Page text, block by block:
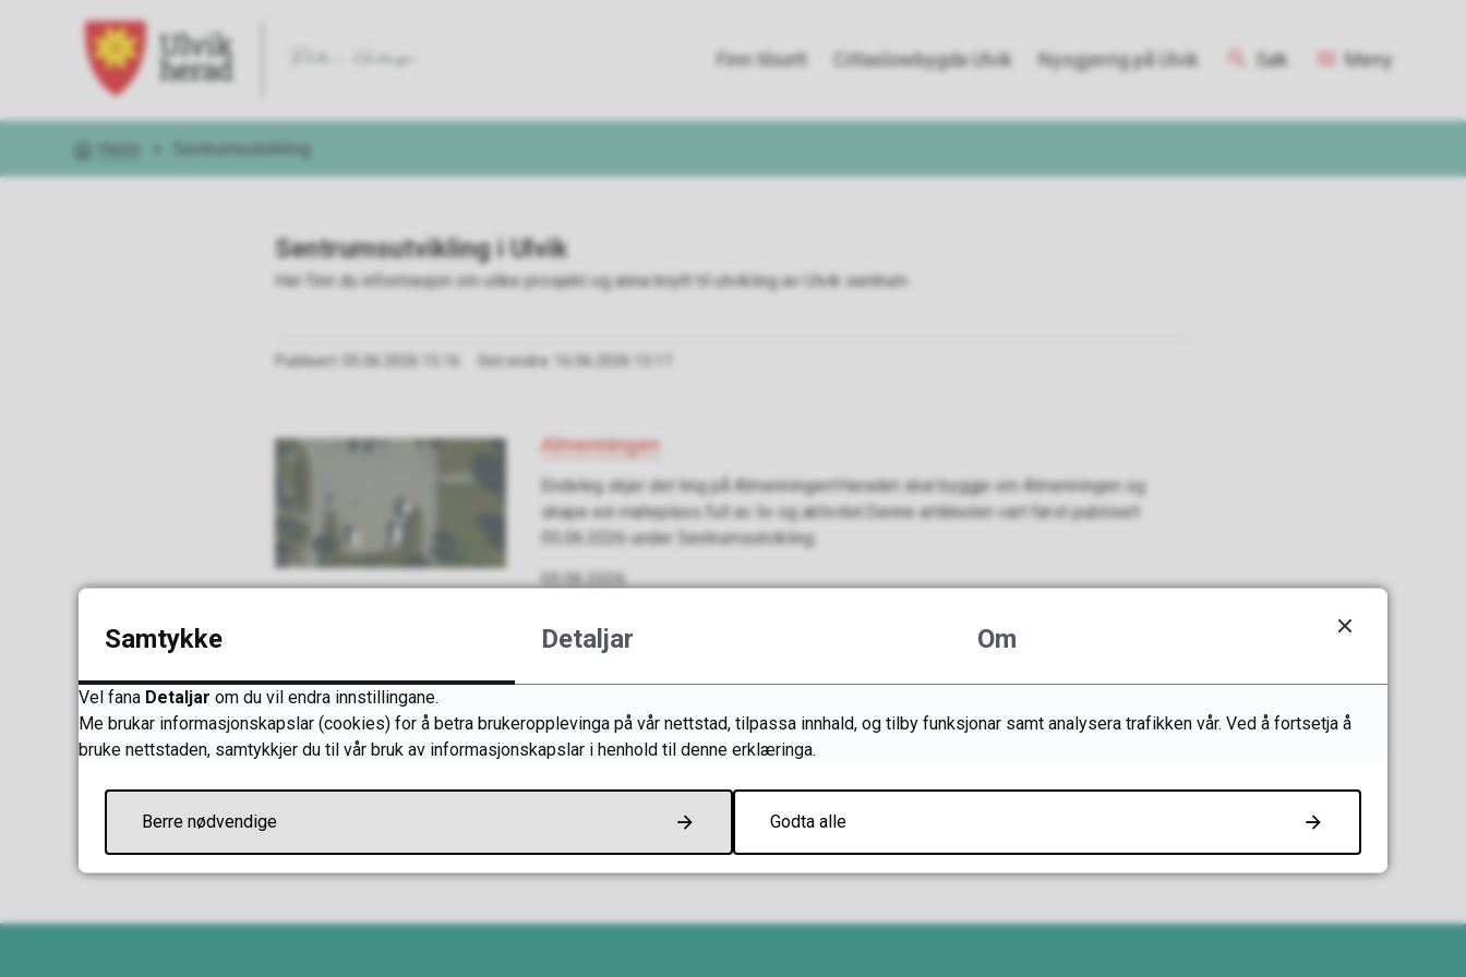
Ulvik kommune
Finn tilsett Cittaslowbygda Ulvik Nysgjerrig på Ulvik Søk Meny
Heim Sentrumsutvikling
Sentrumsutvikling i Ulvik
Her finn du informasjon om ulike prosjekt og anna knytt til utvikling av Ulvik sentrum
Publisert Sist endra
Almenningen
Endeleg skjer det ting på Almenningen!Heradet skal byggje om Almenningen og
skape ein møteplass full av liv og aktivitet.Denne artikkelen vart først publisert
05.06.2026 under Sentrumsutvikling.
05.06.2026
Skriv utDel på Facebook
Del på TwitterDel på LinkedIn
Fann du det du leita etter?
Ja Nei
Samtykke Detaljar Om
Vel fana Detaljar om du vil endra innstillingane.
Me brukar informasjonskapslar (cookies) for å betra brukeropplevinga på vår nettstad, tilpassa innhald, og tilby funksjonar samt analysera trafikken vår. Ved å fortsetja å
bruke nettstaden, samtykkjer du til vår bruk av informasjonskapslar i henhold til denne erklæringa.
Berre nødvendige Godta alle